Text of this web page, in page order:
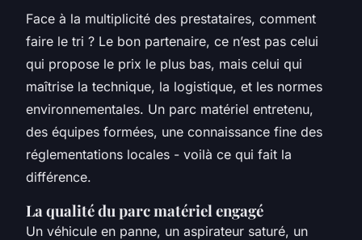
Face à la multiplicité des prestataires, comment
faire le tri ? Le bon partenaire, ce n’est pas celui
qui propose le prix le plus bas, mais celui qui
maîtrise la technique, la logistique, et les normes
environnementales. Un parc matériel entretenu,
des équipes formées, une connaissance fine des
réglementations locales - voilà ce qui fait la
différence.
La qualité du parc matériel engagé
Un véhicule en panne, un aspirateur saturé, un